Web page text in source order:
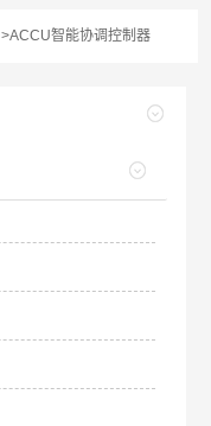
>ACCU智能协调控制器